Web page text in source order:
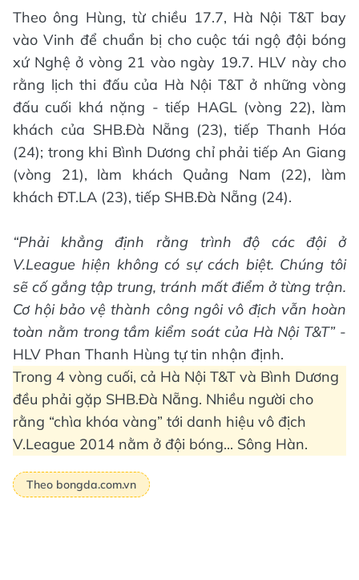
Theo ông Hùng, từ chiều 17.7, Hà Nội T&T bay
vào Vinh để chuẩn bị cho cuộc tái ngộ đội bóng
xứ Nghệ ở vòng 21 vào ngày 19.7. HLV này cho
rằng lịch thi đấu của Hà Nội T&T ở những vòng
đấu cuối khá nặng - tiếp HAGL (vòng 22), làm
khách của SHB.Đà Nẵng (23), tiếp Thanh Hóa
(24); trong khi Bình Dương chỉ phải tiếp An Giang
(vòng 21), làm khách Quảng Nam (22), làm
khách ĐT.LA (23), tiếp SHB.Đà Nẵng (24).
“Phải khẳng định rằng trình độ các đội ở
V.League hiện không có sự cách biệt. Chúng tôi
sẽ cố gắng tập trung, tránh mất điểm ở từng trận.
Cơ hội bảo vệ thành công ngôi vô địch vẫn hoàn
toàn nằm trong tầm kiểm soát của Hà Nội T&T”-
HLV Phan Thanh Hùng tự tin nhận định.
Trong 4 vòng cuối, cả Hà Nội T&T và Bình Dương
đều phải gặp SHB.Đà Nẵng. Nhiều người cho
rằng “chìa khóa vàng” tới danh hiệu vô địch
V.League 2014 nằm ở đội bóng... Sông Hàn.
Theo bongda.com.vn